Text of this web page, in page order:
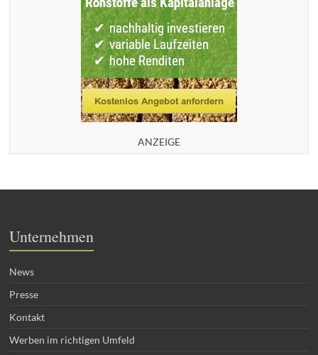
ANZEIGE
Unternehmen
News
Presse
Kontakt
Werben im richtigen Umfeld